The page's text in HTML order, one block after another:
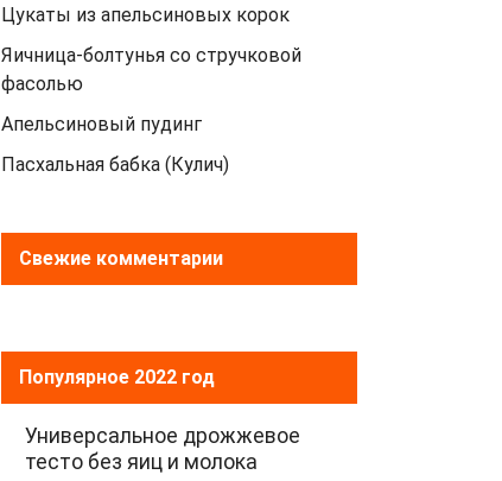
Цукаты из апельсиновых корок
Яичница-болтунья со стручковой
фасолью
Апельсиновый пудинг
Пасхальная бабка (Кулич)
Свежие комментарии
Популярное 2022 год
Универсальное дрожжевое
тесто без яиц и молока